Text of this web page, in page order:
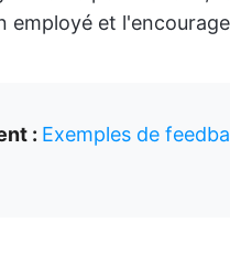
employé et
: Exemples de